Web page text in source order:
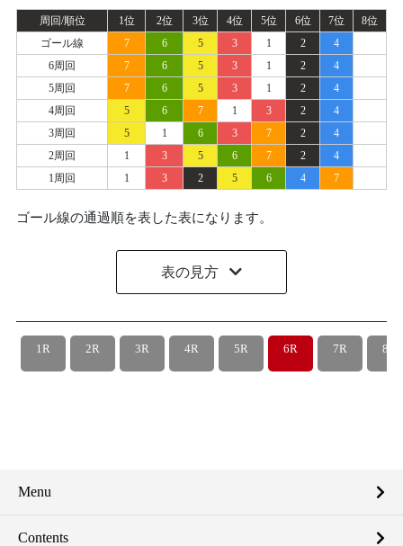
周回/順位 1位 2位 3位 4位 5位 6位 7位
8位
ゴール線
7 6 5 3 1 2
4
6周回
7 6 5 3 1 2
4
5周回
7 6 5 3 1 2
4
4周回
5 6 7 1 3 2
4
3周回
5 1 6 3 7 2
4
2周回
1 3 5 6 7 2
4
1周回
1 3 2 5 6 4 7
ゴール線の通過順を表した表になります。
表の見方
1R 2R 3R 4R 5R 6R 7R 8R
Menu
Contents